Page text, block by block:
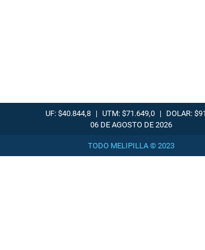
UF: $40.844,8 | UTM: $71.649,0 |
DOLAR:
06 DE AGOSTO DE 2026
TODO MELIPILLA © 2023